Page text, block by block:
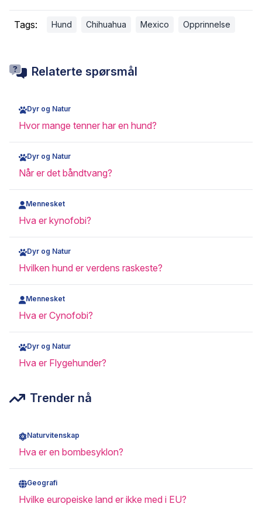
Tags: Hund Chihuahua Mexico Opprinnelse
Relaterte spørsmål
Dyr og Natur
Hvor mange tenner har en hund?
Dyr og Natur
Når er det båndtvang?
Mennesket
Hva er kynofobi?
Dyr og Natur
Hvilken hund er verdens raskeste?
Mennesket
Hva er Cynofobi?
Dyr og Natur
Hva er Flygehunder?
Trender nå
Naturvitenskap
Hva er en bombesyklon?
Geografi
Hvilke europeiske land er ikke med i EU?